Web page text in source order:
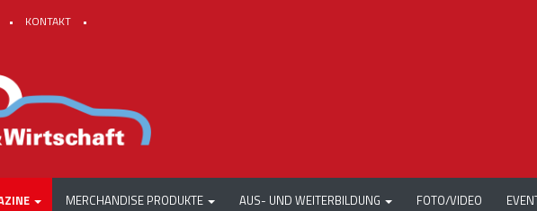
• KONTAKT •
MERCHANDISE PRODUKTE AUS- UND WEITERBILDUNG FOTO/VIDEO